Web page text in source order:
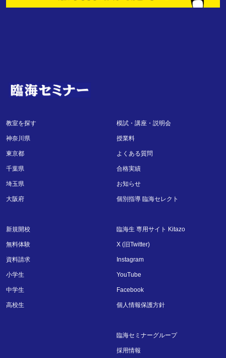
教室を探す
神奈川県
東京都
千葉県
埼玉県
大阪府
新規開校
無料体験
資料請求
小学生
中学生
高校生
模試・講座・説明会
授業料
よくある質問
合格実績
お知らせ
個別指導 臨海セレクト
臨海生 専用サイト Kitazo
X (旧Twitter)
Instagram
YouTube
Facebook
個人情報保護方針
臨海セミナーグループ
採用情報